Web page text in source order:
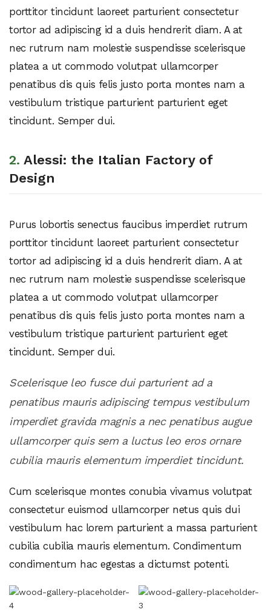
porttitor tincidunt laoreet parturient consectetur
tortor ad adipiscing id a duis hendrerit diam. A at
nec rutrum nam molestie suspendisse scelerisque
platea a ut commodo volutpat ullamcorper
penatibus dis quis felis justo porta montes nam a
vestibulum tristique parturient parturient eget
tincidunt. Semper dui.
2. Alessi: the Italian Factory of
Design
Purus lobortis senectus faucibus imperdiet rutrum
porttitor tincidunt laoreet parturient consectetur
tortor ad adipiscing id a duis hendrerit diam. A at
nec rutrum nam molestie suspendisse scelerisque
platea a ut commodo volutpat ullamcorper
penatibus dis quis felis justo porta montes nam a
vestibulum tristique parturient parturient eget
tincidunt. Semper dui.
Scelerisque leo fusce dui parturient ad a
penatibus mauris adipiscing tempus vestibulum
imperdiet gravida magnis a nec penatibus augue
ullamcorper quis sem a luctus leo eros ornare
cubilia mauris elementum imperdiet tincidunt.
Cum scelerisque montes conubia vivamus volutpat
consectetur euismod ullamcorper netus quis dui
vestibulum hac lorem parturient a massa parturient
cubilia cubilia mauris elementum. Condimentum
condimentum hac egestas a dictumst potenti.